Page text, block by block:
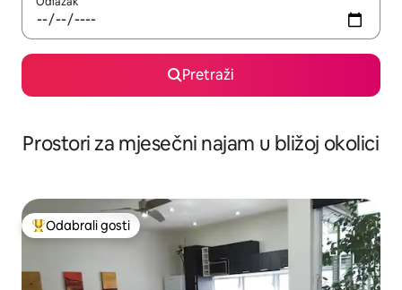
Pretraži
Prostori za mjesečni najam u bližoj okolici
Među najviše rangiranima s oznakom „Odabrali gosti”
Odabrali gosti